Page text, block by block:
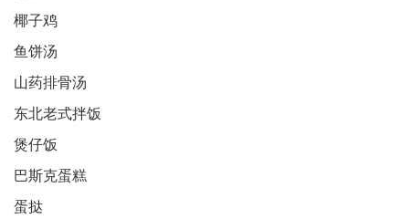
椰子鸡
鱼饼汤
山药排骨汤
东北老式拌饭
煲仔饭
巴斯克蛋糕
蛋挞